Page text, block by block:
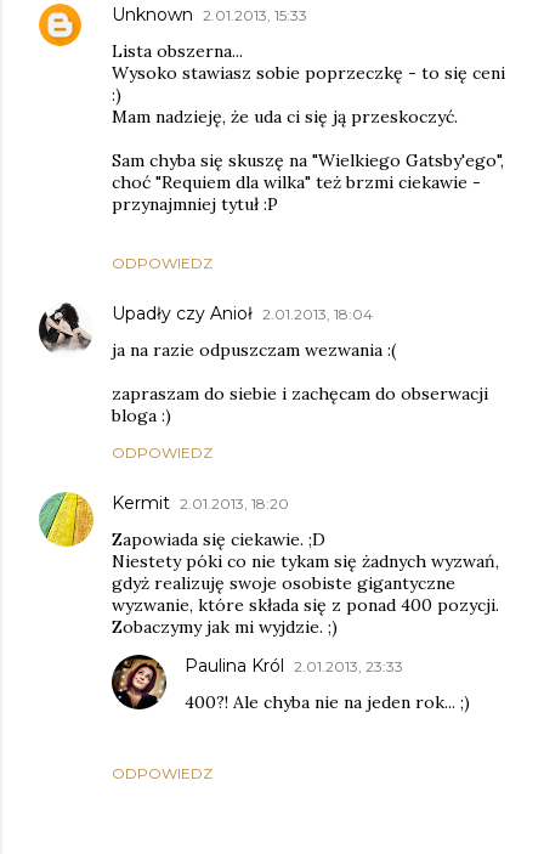
Unknown 2.01.2013, 15:33
Lista obszerna...
Wysoko stawiasz sobie poprzeczkę - to się ceni
:)
Mam nadzieję, że uda ci się ją przeskoczyć.
Sam chyba się skuszę na "Wielkiego Gatsby'ego",
choć "Requiem dla wilka" też brzmi ciekawie -
przynajmniej tytuł :P
ODPOWIEDZ
Upadły czy Anioł 2.01.2013, 18:04
ja na razie odpuszczam wezwania :(
zapraszam do siebie i zachęcam do obserwacji
bloga :)
ODPOWIEDZ
Kermit 2.01.2013, 18:20
Zapowiada się ciekawie. ;D
Niestety póki co nie tykam się żadnych wyzwań,
gdyż realizuję swoje osobiste gigantyczne
wyzwanie, które składa się z ponad 400 pozycji.
Zobaczymy jak mi wyjdzie. ;)
ODPOWIEDZ
Paulina Król 2.01.2013, 23:33
400?! Ale chyba nie na jeden rok... ;)